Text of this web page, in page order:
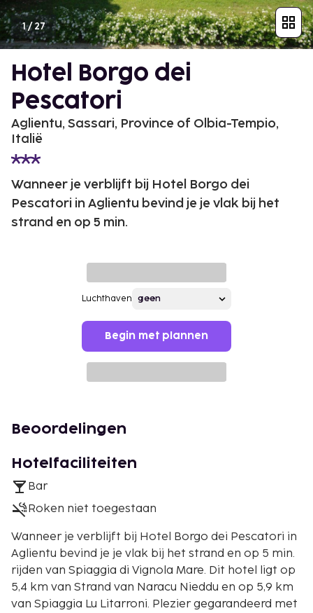
1/27
Hotel Borgo dei
Pescatori
Aglientu, Sassari, Province of Olbia-Tempio,
Italië
Wanneer je verblijft bij Hotel Borgo dei
Pescatori in Aglientu bevind je je vlak bij het
strand en op 5 min.
Luchthaven
Begin met plannen
Beoordelingen
Hotelfaciliteiten
Bar
Roken niet toegestaan
Wanneer je verblijft bij Hotel Borgo dei Pescatori in
Aglientu bevind je je vlak bij het strand en op 5 min.
rijden van Spiaggia di Vignola Mare. Dit hotel ligt op
5,4 km van Strand van Naracu Nieddu en op 5,9 km
van Spiaggia Lu Litarroni. Plezier gegarandeerd met